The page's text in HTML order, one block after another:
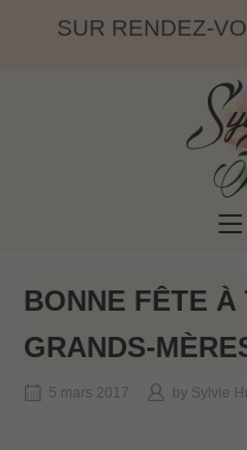
SUR RENDEZ-
Home
BONNE FÊTE À
GRANDS-
5 mars 2017 by Sylvie